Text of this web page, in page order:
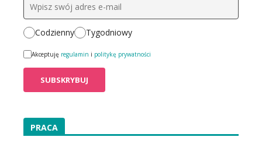
Codzienny Tygodniowy
Akceptuję regulamin i politykę prywatności
PRACA